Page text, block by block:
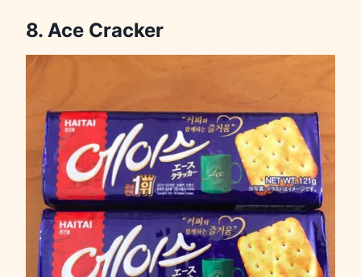
8. Ace Cracker